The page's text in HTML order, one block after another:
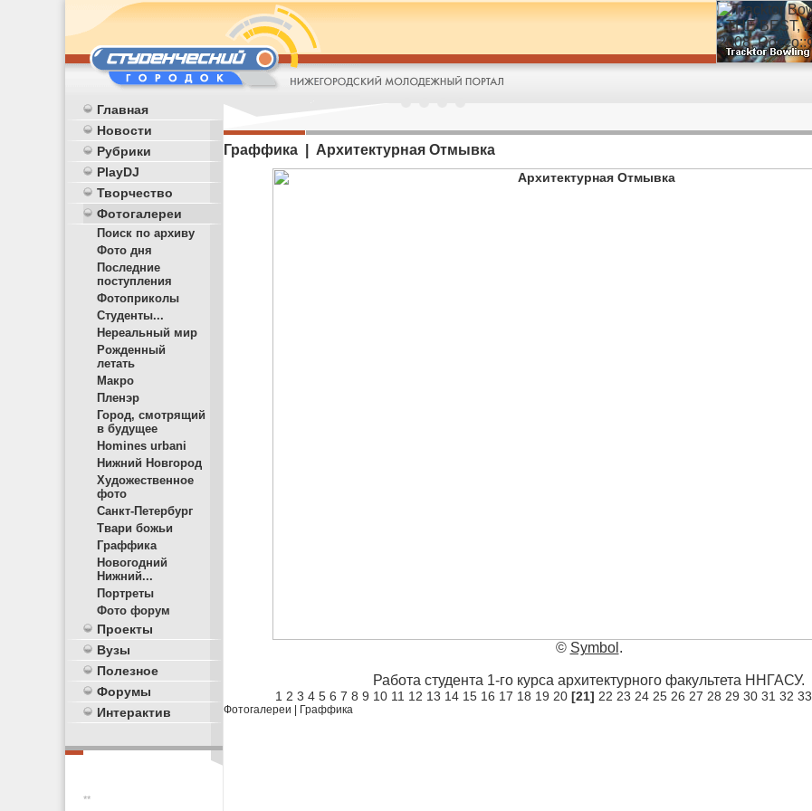
Главная
Новости
Рубрики
PlayDJ
Творчество
Фотогалереи
Поиск по архиву
Фото дня
Последние
поступления
Фотоприколы
Студенты...
Нереальный мир
Рожденный
летать
Макро
Пленэр
Город, смотрящий
в будущее
Homines urbani
Нижний Новгород
Художественное
фото
Санкт-Петербург
Твари божьи
Граффика
Новогодний
Нижний...
Портреты
Фото форум
Проекты
Вузы
Полезное
Форумы
Интерактив
**
Граффика | Архитектурная Отмывка
© Symbol .
Работа студента 1-го курса архитектурного факультета ННГАСУ.
1 2 3 4 5 6 7 8 9 10 11 12 13 14 15 16 17 18 19 20 [21] 22 23 24 25 26 27 28 29 30 31 32 33
Фотогалереи Граффика